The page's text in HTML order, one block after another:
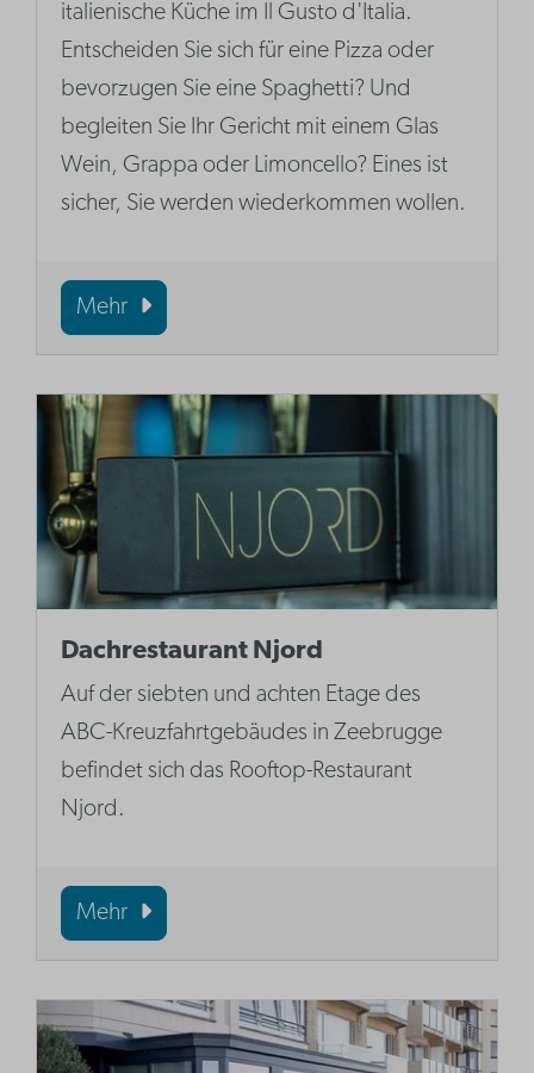
italienische Küche im Il Gusto d'Italia.
Entscheiden Sie sich für eine Pizza oder
bevorzugen Sie eine Spaghetti? Und
begleiten Sie Ihr Gericht mit einem Glas
Wein, Grappa oder Limoncello? Eines ist
sicher, Sie werden wiederkommen wollen.
Mehr
Dachrestaurant Njord
Auf der siebten und achten Etage des
ABC-Kreuzfahrtgebäudes in Zeebrugge
befindet sich das Rooftop-Restaurant
Njord.
Mehr